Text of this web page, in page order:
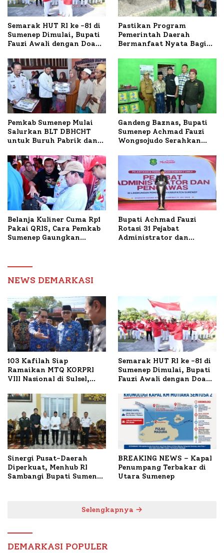
Semarak HUT RI ke -81 di
Sumenep Dimulai, Bupati
Fauzi Awali dengan Doa
Terbakar
Pastikan Program
Pemerintah Daerah
Bermanfaat Nyata Bagi
Sumenep Tinjau Langsung
Budidaya Lele dan Ayam
Petelur di Desa Bataal
Timur
Pemkab Sumenep Mulai
Salurkan BLT DBHCHT
untuk Buruh Pabrik dan
Gandeng Baznas, Bupati
Sumenep Achmad Fauzi
Wongsojudo Serahkan
Dua Kecamatan
Belanja Kuliner Cuma Rp1
Pakai QRIS, Cara Pemkab
Sumenep Gaungkan
Bupati Achmad Fauzi
Rotasi 31 Pejabat
Administrator dan
NEWS DEMARKASI
103 Kafilah Siap
Ramaikan MTQ KORPRI
VIII Nasional di Sulsel,
Semarak HUT RI ke -81 di
Sumenep Dimulai, Bupati
Fauzi Awali dengan Doa
Terbakar
Sinergi Pusat-Daerah
Diperkuat, Menhub RI
Sambangi Bupati Sumenep
BREAKING NEWS – Kapal
Penumpang Terbakar di
Utara Sumenep
Selengkapnya
DEMARKASI POPULER